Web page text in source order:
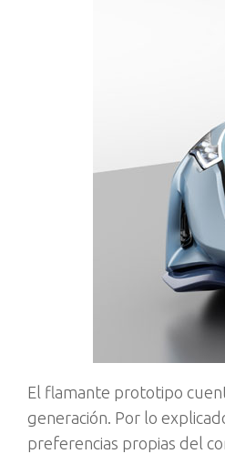
El flamante prototipo
generación. Por lo
preferencias propias del